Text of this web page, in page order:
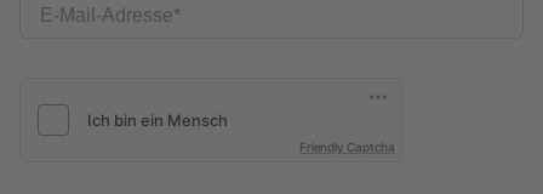
E-Mail-Adresse
Friendly Captcha